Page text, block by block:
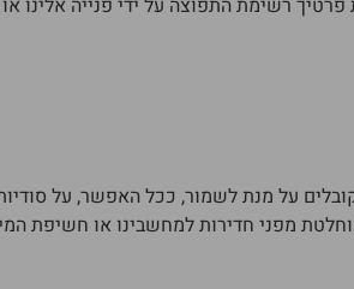
מפני חדירות למחשבינו או חשיפת